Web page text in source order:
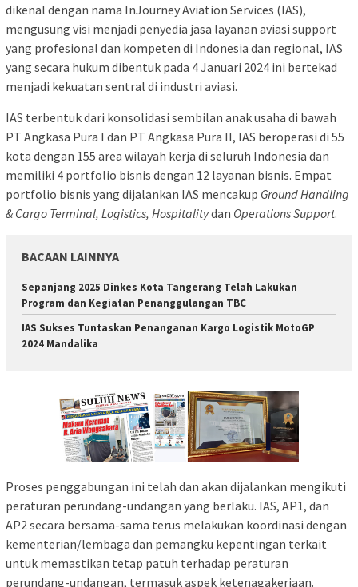
dikenal dengan nama InJourney Aviation Services (IAS),
mengusung visi menjadi penyedia jasa layanan aviasi support
yang profesional dan kompeten di Indonesia dan regional, IAS
yang secara hukum dibentuk pada 4 Januari 2024 ini bertekad
menjadi kekuatan sentral di industri aviasi.
IAS terbentuk dari konsolidasi sembilan anak usaha di bawah
PT Angkasa Pura I dan PT Angkasa Pura II, IAS beroperasi di 55
kota dengan 155 area wilayah kerja di seluruh Indonesia dan
memiliki 4 portfolio bisnis dengan 12 layanan bisnis. Empat
portfolio bisnis yang dijalankan IAS mencakup Ground Handling
& Cargo Terminal, Logistics, Hospitalitydan Operations Support.
BACAAN LAINNYA
Sepanjang 2025 Dinkes Kota Tangerang Telah Lakukan
Program dan Kegiatan Penanggulangan TBC
IAS Sukses Tuntaskan Penanganan Kargo Logistik MotoGP
2024 Mandalika
Proses penggabungan ini telah dan akan dijalankan mengikuti
peraturan perundang-undangan yang berlaku. IAS, AP1, dan
AP2 secara bersama-sama terus melakukan koordinasi dengan
kementerian/lembaga dan pemangku kepentingan terkait
untuk memastikan tetap patuh terhadap peraturan
perundang-undangan, termasuk aspek ketenagakerjaan.